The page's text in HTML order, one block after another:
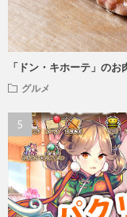
「ドン・キホーテ」の
グルメ